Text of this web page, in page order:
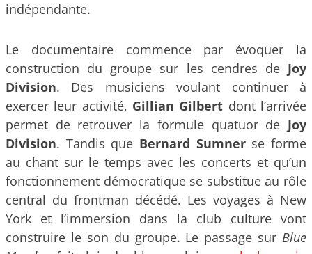
indépendante.
Le documentaire commence par évoquer la
construction du groupe sur les cendres deJoy
Division. Des musiciens voulant continuer à
exercer leur activité, Gillian Gilbert dont l’arrivée
permet de retrouver la formule quatuor de Joy
Division. Tandis que Bernard Sumnerse forme
au chant sur le temps avec les concerts et qu’un
fonctionnement démocratique se substitue au rôle
central du frontman décédé. Les voyages à New
York et l’immersion dans la club culture vont
construire le son du groupe. Le passage sur Blue